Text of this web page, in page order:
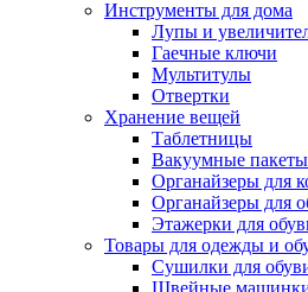
Инструменты для дома
Лупы и
Гаечные ключи
Мультитулы
Отвертки
Хранение вещей
Таблетницы
Вакуумные
Органайзеры для
Органайзеры для
Этажерки для
Товары для одежды и
Сушилки для
Швейные